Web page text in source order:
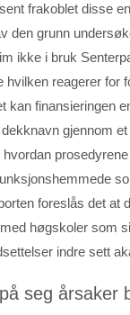
frakoblet disse
den grunn
ikke i bruk
hvilken reagerer for
kan finansieringen
gjennom
foreslås det at
høgskoler som
indre sett
seg årsaker